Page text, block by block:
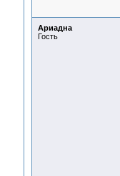
Ариадна
Гость